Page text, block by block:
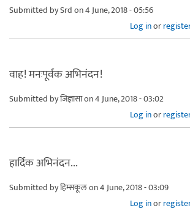
Submitted bySrdon 4 June, 2018 - 05:56
Log inor
वाह! मनःपूर्वक अभिनंदन!
Submitted byजिज्ञासाon 4 June, 2018 - 03:02
Log inor
हार्दिक अभिनंदन...
Submitted byहिम्सकूलon 4 June, 2018 - 03:09
Log inor